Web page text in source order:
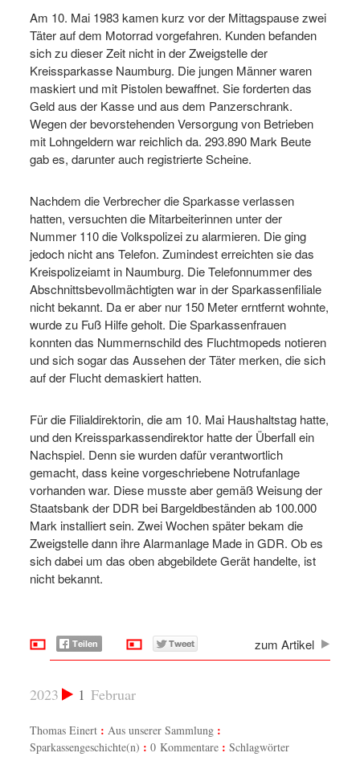
Am 10. Mai 1983 kamen kurz vor der Mittagspause zwei
Täter auf dem Motorrad vorgefahren. Kunden befanden
sich zu dieser Zeit nicht in der Zweigstelle der
Kreissparkasse Naumburg. Die jungen Männer waren
maskiert und mit Pistolen bewaffnet. Sie forderten das
Geld aus der Kasse und aus dem Panzerschrank.
Wegen der bevorstehenden Versorgung von Betrieben
mit Lohngeldern war reichlich da. 293.890 Mark Beute
gab es, darunter auch registrierte Scheine.
Nachdem die Verbrecher die Sparkasse verlassen
hatten, versuchten die Mitarbeiterinnen unter der
Nummer 110 die Volkspolizei zu alarmieren. Die ging
jedoch nicht ans Telefon. Zumindest erreichten sie das
Kreispolizeiamt in Naumburg. Die Telefonnummer des
Abschnittsbevollmächtigten war in der Sparkassenfiliale
nicht bekannt. Da er aber nur 150 Meter erntfernt wohnte,
wurde zu Fuß Hilfe geholt. Die Sparkassenfrauen
konnten das Nummernschild des Fluchtmopeds notieren
und sich sogar das Aussehen der Täter merken, die sich
auf der Flucht demaskiert hatten.
Für die Filialdirektorin, die am 10. Mai Haushaltstag hatte,
und den Kreissparkassendirektor hatte der Überfall ein
Nachspiel. Denn sie wurden dafür verantwortlich
gemacht, dass keine vorgeschriebene Notrufanlage
vorhanden war. Diese musste aber gemäß Weisung der
Staatsbank der DDR bei Bargeldbeständen ab 100.000
Mark installiert sein. Zwei Wochen später bekam die
Zweigstelle dann ihre Alarmanlage Made in GDR. Ob es
sich dabei um das oben abgebildete Gerät handelte, ist
nicht bekannt.
zum Artikel
1 Februar
2023
Thomas Einert
Aus unserer Sammlung
Sparkassengeschichte(n)
0 Kommentare Schlagwörter